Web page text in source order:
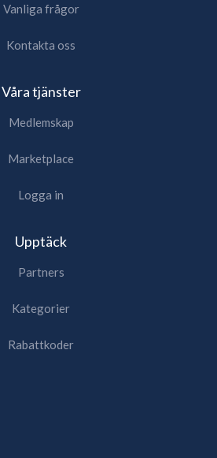
Vanliga frågor
Kontakta oss
Våra tjänster
Medlemskap
Marketplace
Logga in
Upptäck
Partners
Kategorier
Rabattkoder